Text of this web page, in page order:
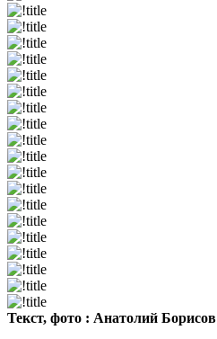
Текст, фото : Анатолий Борисов